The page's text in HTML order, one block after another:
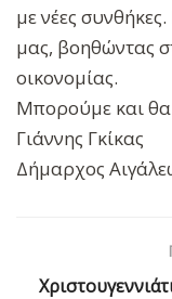
με νέες
μας, βοηθώντας
οικονομίας.
Μπορούμε και
Γιάννης Γκίκας
Δήμαρχος